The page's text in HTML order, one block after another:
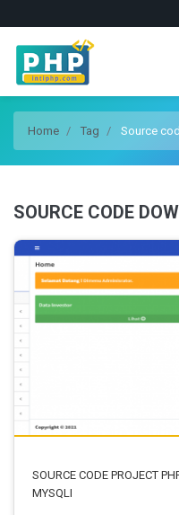
Home Tag Source
SOURCE CODE
SOURCE CODE PROJECT
MYSQLI